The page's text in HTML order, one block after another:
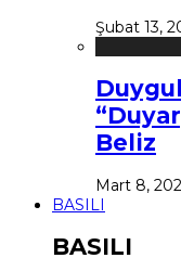
Şubat 13,
Beliz
Mart 8,
BASILI
BASILI